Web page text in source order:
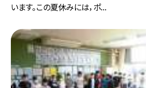
います。この夏休みには，ポ...